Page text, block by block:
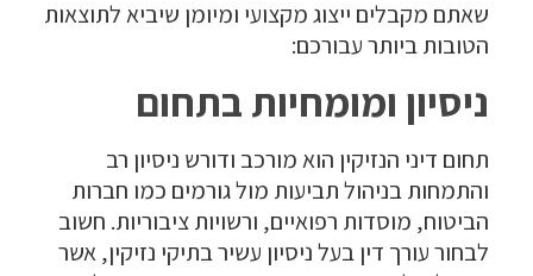
שאתם מקבלים ייצוג מקצועי ומיומן שיביא לתוצאות
הטובות ביותר עבורכם:
ניסיון ומומחיות בתחום
תחום דיני הנזיקין הוא מורכב ודורש ניסיון רב
והתמחות בניהול תביעות מול גורמים כמו חברות
הביטוח, מוסדות רפואיים, ורשויות ציבוריות. חשוב
לבחור עורך דין בעל ניסיון עשיר בתיקי נזיקין, אשר